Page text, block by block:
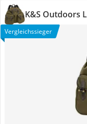
K&S Outdoors
Vergleichssieger